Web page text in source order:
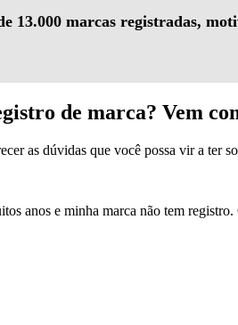
13.000 marcas registradas,
de marca? Vem
as dúvidas que você possa vir a ter
anos e minha marca não tem registro.